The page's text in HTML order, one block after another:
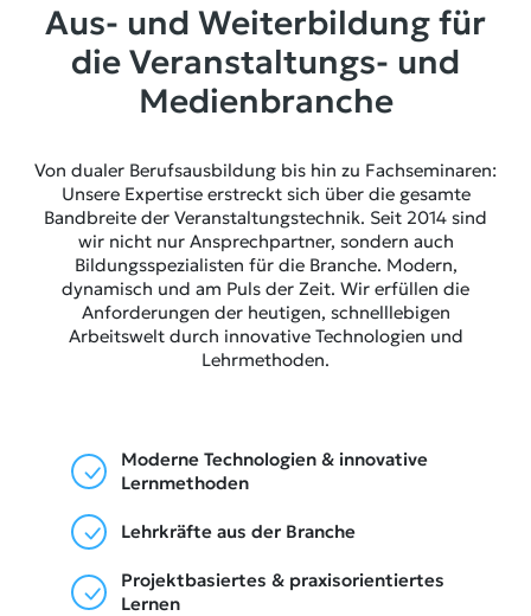
Aus- und Weiterbildung für
die Veranstaltungs- und
Medienbranche
Von dualer Berufsausbildung bis hin zu Fachseminaren:
Unsere Expertise erstreckt sich über die gesamte
Bandbreite der Veranstaltungstechnik. Seit 2014 sind
wir nicht nur Ansprechpartner, sondern auch
Bildungsspezialisten für die Branche. Modern,
dynamisch und am Puls der Zeit. Wir erfüllen die
Anforderungen der heutigen, schnelllebigen
Arbeitswelt durch innovative Technologien und
Lehrmethoden.
Moderne Technologien & innovative
Lernmethoden
Lehrkräfte aus der Branche
Projektbasiertes & praxisorientiertes
Lernen